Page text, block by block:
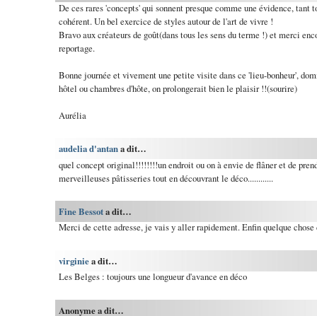
De ces rares 'concepts' qui sonnent presque comme une évidence, tant
cohérent. Un bel exercice de styles autour de l'art de vivre !
Bravo aux créateurs de goût(dans tous les sens du terme !) et merci
reportage.
Bonne journée et vivement une petite visite dans ce 'lieu-bonheur',
hôtel ou chambres d'hôte, on prolongerait bien le plaisir !!(sourire)
Aurélia
audelia d'antana dit…
quel concept original!!!!!!!!un endroit ou on à envie de flâner et de
merveilleuses pâtisseries tout en découvrant le déco............
Fine Bessota dit…
Merci de cette adresse, je vais y aller rapidement. Enfin quelque
virginiea dit…
Les Belges : toujours une longueur d'avance en déco
Anonyme a dit…